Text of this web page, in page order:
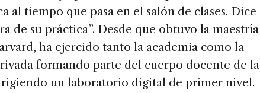
al tiempo que pasa en el salón de clases. Dice
de su práctica”. Desde que obtuvo la maestría
ha ejercido tanto la academia como la
formando parte del cuerpo docente de la
un laboratorio digital de primer nivel.